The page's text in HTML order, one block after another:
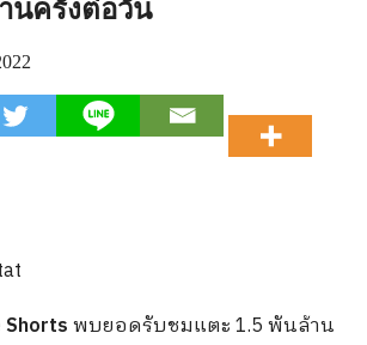
นครั้งต่อวัน
Shortsพบยอดรับชมแตะ 1.5 พันล้าน